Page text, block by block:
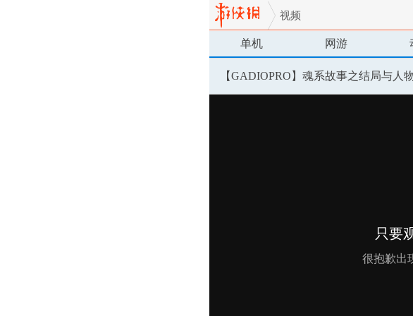
视频
单机 网游
【GADIOPRO】魂系故事之结局与人